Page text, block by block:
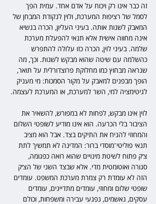
זה כבר אינו רק ויכוח על אדם אחד. עמית הפך
לסמל של רציפות המערכת, ולוין לנקודת המבחן של
המאבק לשנות אותה. בעיני העליון, הכרה בנשיא
אינה מחווה אישית אלא תנאי להפעלת מערכת
שלמה. בעיני לוין, הכרה כזו עלולה להתפרש
כהשלמה עם שיטה שהוא מבקש לשנות. וכך, מה
שנראה מבחוץ כמו מחלוקת פרוצדורלית על תואר,
הופך מבפנים למאבק על מקור הסמכות: מי מעניק
לגיטימציה למי, השר למערכת, או המערכת לעצמה.
לוין אינו מבקש, לפחות לא במפורש, להשאיר את
הציבור בלי הכרעה. הוא אינו מודיע לשופטי השלום
והמחוזי להניח את התיקים בצד. אבל הוא מציב
תנאי פוליטי־מוסדי ברור: המדינה לא תמשיך לתת
צ׳ק פתוח לשיטת מינויים שהוא רואה כפגומה,
סגורה ואוטומטית מדי. אלא שבצד השני של הצ׳ק
הזה לא עומדת רק צמרת מערכת המשפט. עומדים
שופטי שלום ומחוזי, עומדים מתדיינים, עומדים
עסקים, נאשמים, נפגעי עבירה ומשפחות, וכולם